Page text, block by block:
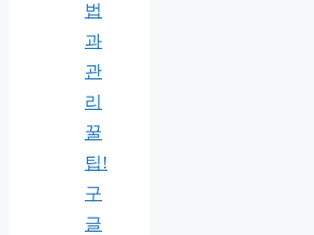
법
과
관
리
꿀
팁!
구
글